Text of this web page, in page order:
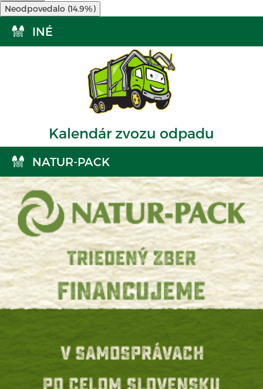
Neodpovedalo (14.9%)
INÉ
Kalendár zvozu odpadu
NATUR-PACK